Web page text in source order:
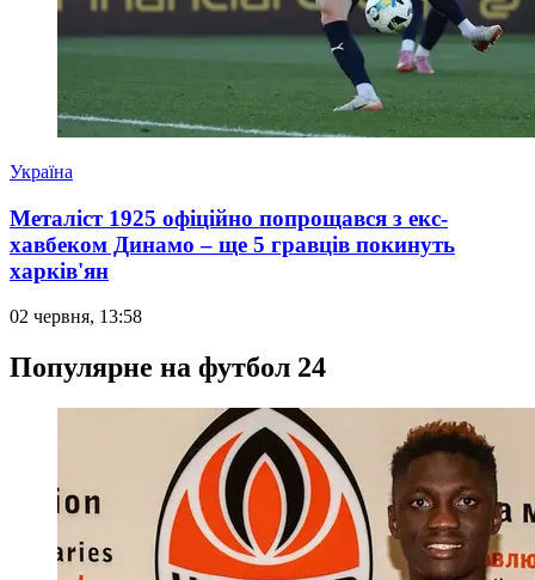
Україна
Металіст 1925 офіційно попрощався з екс-
хавбеком Динамо – ще 5 гравців покинуть
харків'ян
02 червня, 13:58
Популярне на футбол 24